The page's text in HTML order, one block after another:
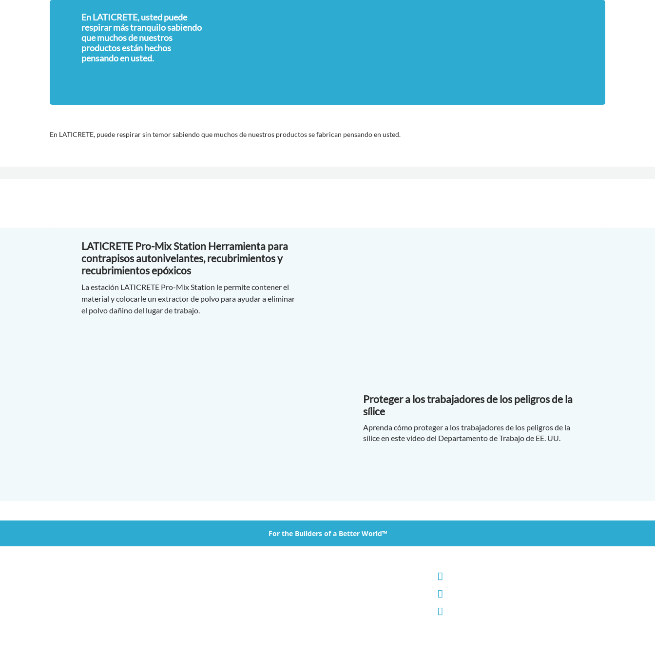
En LATICRETE, usted puede
respirar más tranquilo sabiendo
que muchos de nuestros
productos están hechos
pensando en usted.
En LATICRETE, puede respirar sin temor sabiendo que muchos de nuestros productos se fabrican pensando en usted.
LATICRETE Pro-Mix Station Herramienta para
contrapisos autonivelantes, recubrimientos y
recubrimientos epóxicos
La estación LATICRETE Pro-Mix Station le permite contener el
material y colocarle un extractor de polvo para ayudar a eliminar
el polvo dañino del lugar de trabajo.
Proteger a los trabajadores de los peligros de la
sílice
Aprenda cómo proteger a los trabajadores de los peligros de la
sílice en este video del Departamento de Trabajo de EE. UU.
For the Builders of a Better World™